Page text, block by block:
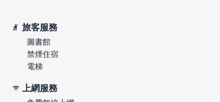
旅客服務
圖書館
禁煙住宿
電梯
上網服務